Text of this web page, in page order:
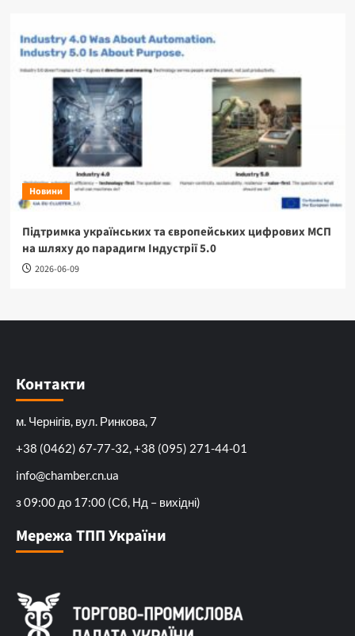
Новини
Підтримка українських та європейських цифрових МСП
на шляху до парадигм Індустрії 5.0
2026-06-09
Контакти
м. Чернігів, вул. Ринкова, 7
+38 (0462) 67-77-32, +38 (095) 271-44-01
info@chamber.cn.ua
з 09:00 до 17:00 (Сб, Нд – вихідні)
Мережа ТПП України